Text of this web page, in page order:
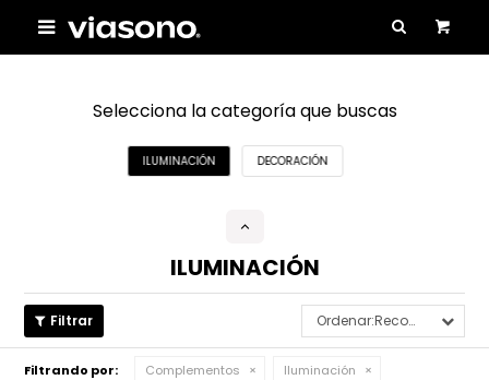

Selecciona la categoría que buscas
ILUMINACIÓN DECORACIÓN
ILUMINACIÓN
Recomendados
Filtrando por: Complementos
Iluminación